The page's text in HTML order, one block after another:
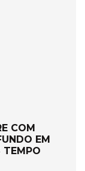
COM
EM
TEMPO